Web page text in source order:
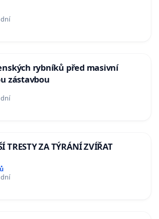
rybníků před masivní
zástavbou
TRESTY ZA TÝRÁNÍ ZVÍŘAT